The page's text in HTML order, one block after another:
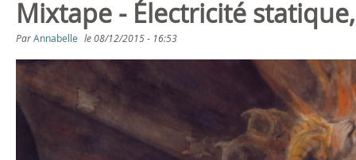
Mixtape - Électricité
ParAnnabelle le08/12/2015 - 16:53